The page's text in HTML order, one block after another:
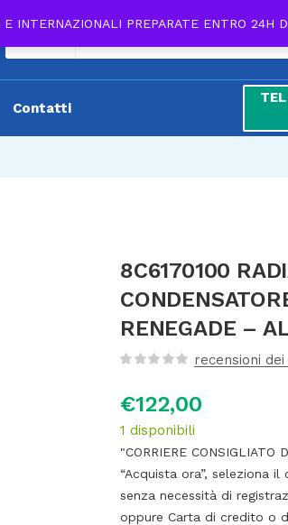
INTERNAZIONALI PREPARATE ENTRO
Contatti
8C6170100
RENEGADE –
recensioni
€122,00
1 disponibili
"CORRIERE
“Acquista ora”, seleziona
senza necessità di
oppure Carta di credito o